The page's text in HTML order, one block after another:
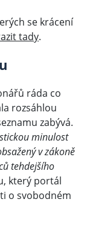
se krácení
tady.
ráda co
rozsáhlou
zabývá.
minulost
v zákoně
tehdejšího
který portál
o svobodném